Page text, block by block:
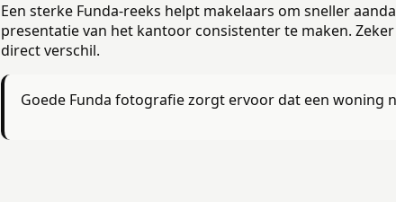
Een sterke Funda-reeks helpt makelaars om sneller
presentatie van het kantoor consistenter te maken.
direct verschil.
Goede Funda fotografie zorgt ervoor dat een